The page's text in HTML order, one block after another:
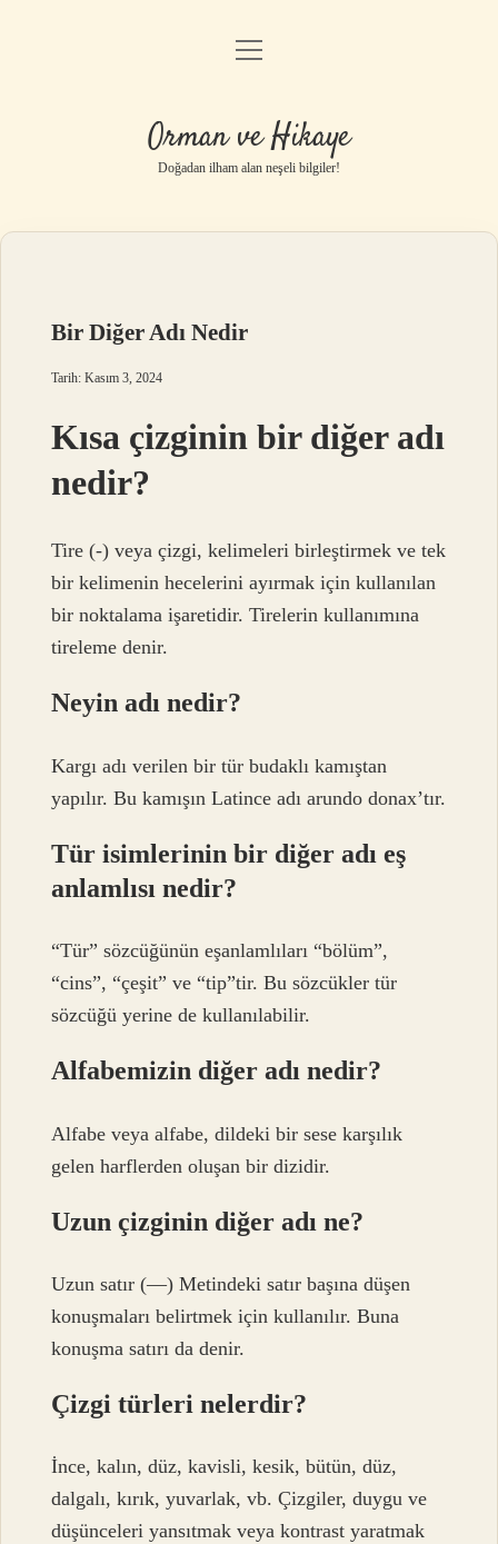
Anasayfa
Yasal Uyarı
menüyü
Orman ve Hikaye
Doğadan ilham alan neşeli bilgiler!
Bir Diğer Adı Nedir
Tarih: Kasım 3, 2024
Kısa çizginin bir diğer adı
nedir?
Tire (-) veya çizgi, kelimeleri birleştirmek ve tek
bir kelimenin hecelerini ayırmak için kullanılan
bir noktalama işaretidir. Tirelerin kullanımına
tireleme denir.
Neyin adı nedir?
Kargı adı verilen bir tür budaklı kamıştan
yapılır. Bu kamışın Latince adı arundo donax’tır.
Tür isimlerinin bir diğer adı eş
anlamlısı nedir?
“Tür” sözcüğünün eşanlamlıları “bölüm”,
“cins”, “çeşit” ve “tip”tir. Bu sözcükler tür
sözcüğü yerine de kullanılabilir.
Alfabemizin diğer adı nedir?
Alfabe veya alfabe, dildeki bir sese karşılık
gelen harflerden oluşan bir dizidir.
Uzun çizginin diğer adı ne?
Uzun satır (—) Metindeki satır başına düşen
konuşmaları belirtmek için kullanılır. Buna
konuşma satırı da denir.
Çizgi türleri nelerdir?
İnce, kalın, düz, kavisli, kesik, bütün, düz,
dalgalı, kırık, yuvarlak, vb. Çizgiler, duygu ve
düşünceleri yansıtmak veya kontrast yaratmak